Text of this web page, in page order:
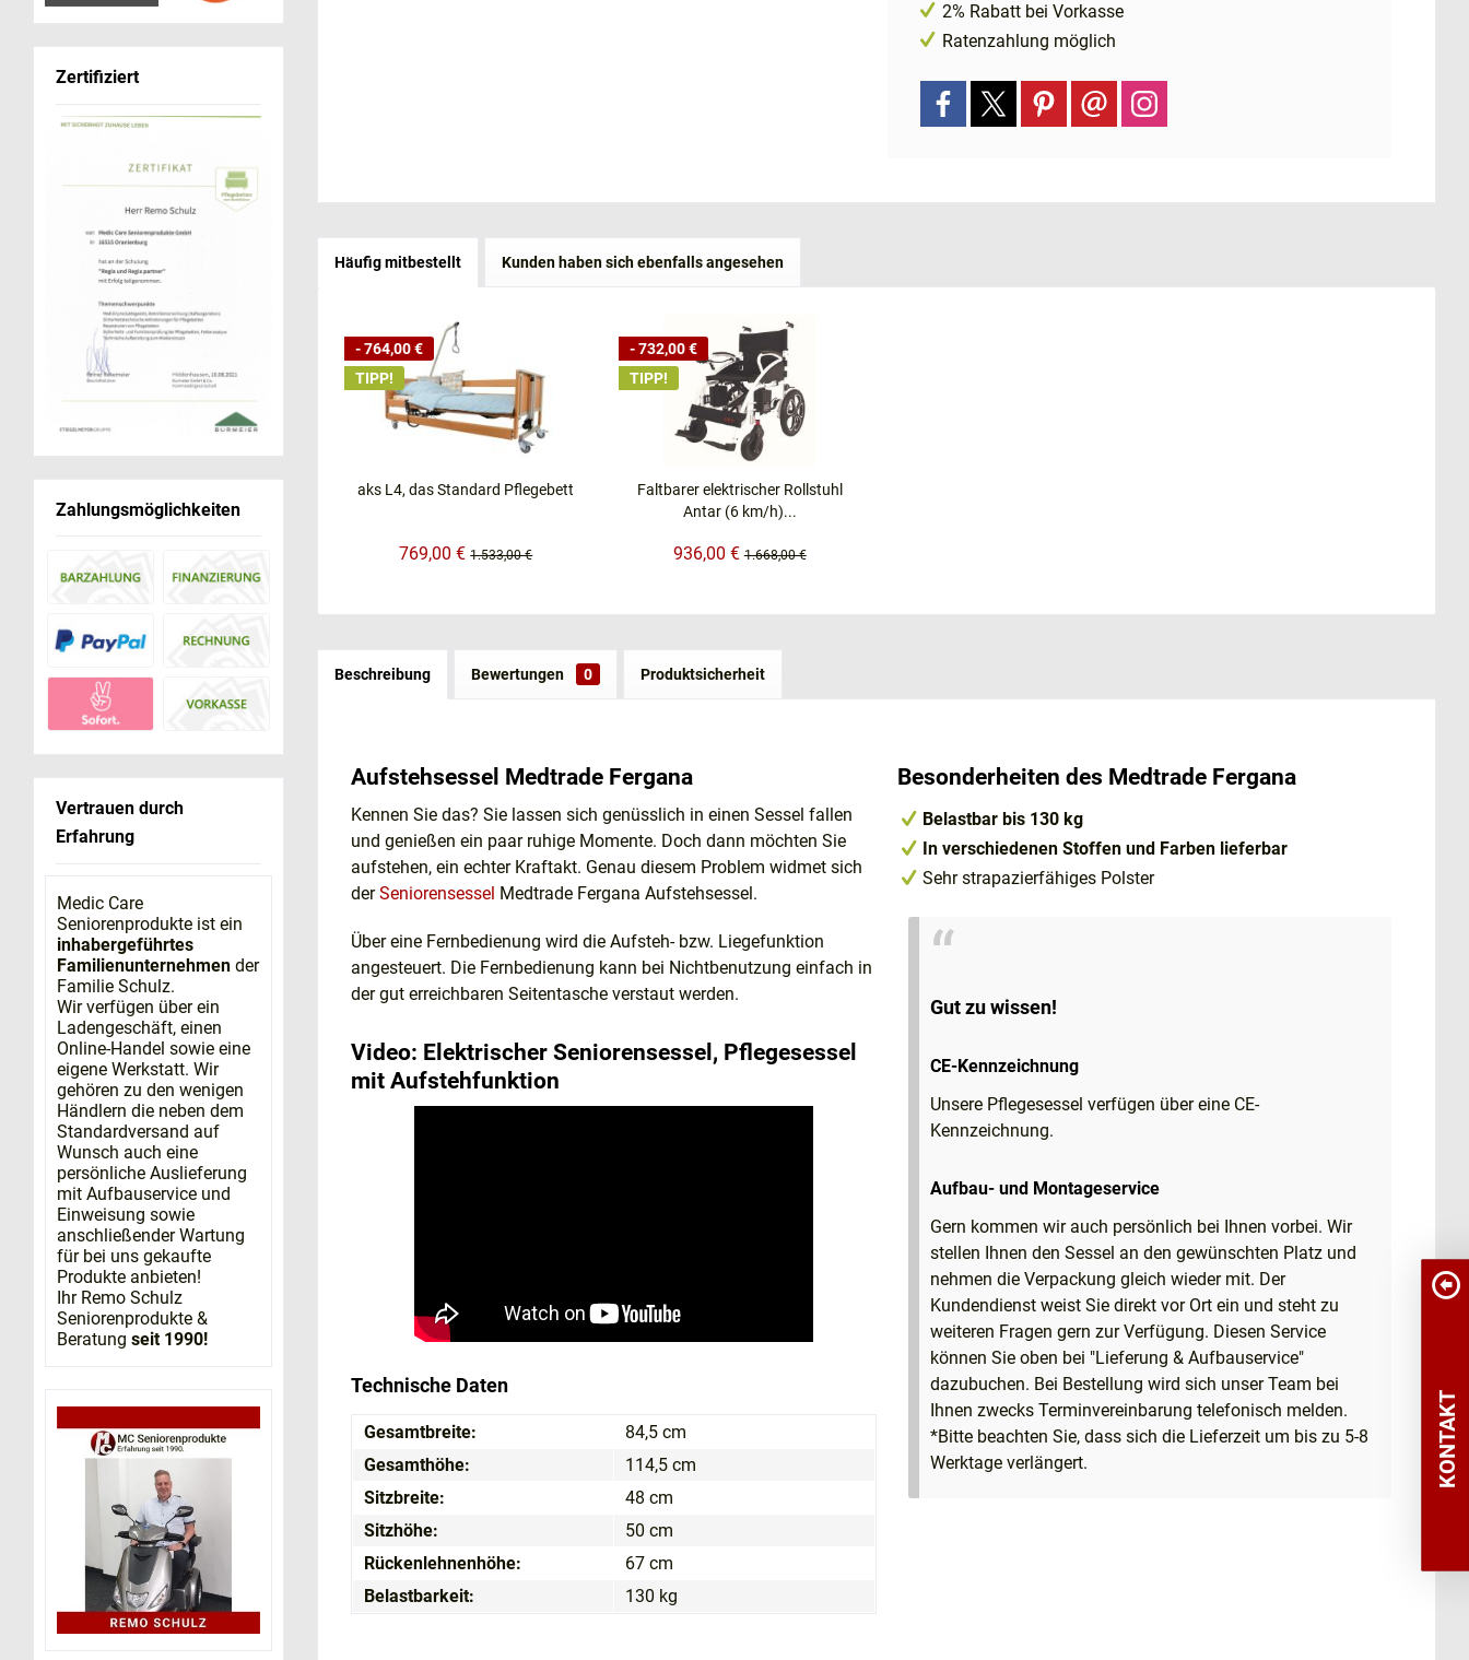
Zertifiziert
Zahlungsmöglichkeiten
Vertrauen durch
Erfahrung
Medic Care
Seniorenprodukte ist ein
inhabergeführtes
Familienunternehmen der
Familie Schulz.
Wir verfügen über ein
Ladengeschäft, einen
Online-Handel sowie eine
eigene Werkstatt. Wir
gehören zu den wenigen
Händlern die neben dem
Standardversand auf
Wunsch auch eine
persönliche Auslieferung
mit Aufbauservice und
Einweisung sowie
anschließender Wartung
für bei uns gekaufte
Produkte anbieten!
Ihr Remo Schulz
Seniorenprodukte &
Beratung seit 1990!
2% Rabatt bei Vorkasse
Ratenzahlung möglich
Häufig mitbestellt Kunden haben sich ebenfalls angesehen
- 764,00 €
TIPP!
aks L4, das Standard Pflegebett
769,00 € 1.533,00 €
- 732,00 €
TIPP!
Faltbarer elektrischer Rollstuhl
Antar (6 km/h)...
936,00 € 1.668,00 €
Beschreibung Bewertungen 0 Produktsicherheit
Aufstehsessel Medtrade Fergana
Kennen Sie das? Sie lassen sich genüsslich in einen Sessel fallen
und genießen ein paar ruhige Momente. Doch dann möchten Sie
aufstehen, ein echter Kraftakt. Genau diesem Problem widmet sich
derSeniorensessel Medtrade Fergana Aufstehsessel.
Über eine Fernbedienung wird die Aufsteh- bzw. Liegefunktion
angesteuert. Die Fernbedienung kann bei Nichtbenutzung einfach in
der gut erreichbaren Seitentasche verstaut werden.
Video: Elektrischer Seniorensessel, Pflegesessel
mit Aufstehfunktion
Besonderheiten des Medtrade Fergana
Belastbar bis 130 kg
In verschiedenen Stoffen und Farben lieferbar
Sehr strapazierfähiges Polster
Gut zu wissen!
CE-Kennzeichnung
Unsere Pflegesessel verfügen über eine CE-
Kennzeichnung.
Aufbau- und Montageservice
Gern kommen wir auch persönlich bei Ihnen vorbei. Wir
stellen Ihnen den Sessel an den gewünschten Platz und
nehmen die Verpackung gleich wieder mit. Der
Kundendienst weist Sie direkt vor Ort ein und steht zu
weiteren Fragen gern zur Verfügung. Diesen Service
können Sie oben bei "Lieferung & Aufbauservice"
dazubuchen. Bei Bestellung wird sich unser Team bei
Ihnen zwecks Terminvereinbarung telefonisch melden.
*Bitte beachten Sie, dass sich die Lieferzeit um bis zu 5-8
Werktage verlängert.
Technische Daten
Gesamtbreite:
84,5 cm
Gesamthöhe:
114,5 cm
Sitzbreite:
48 cm
Sitzhöhe:
50 cm
Rückenlehnenhöhe:
67 cm
Belastbarkeit:
130 kg
KONTAKT